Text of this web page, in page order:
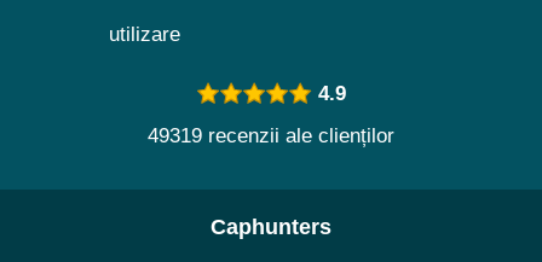
utilizare
4.9
49319 recenzii ale clienților
Caphunters